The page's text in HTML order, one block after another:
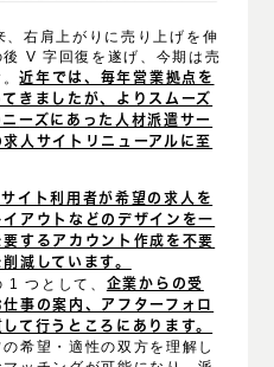
右肩上がりに売り上げを伸
V 字回復を遂げ、今期は売
。近年では、毎年営業拠点を
きましたが、よりスムーズ
ニーズにあった人材派遣サー
人サイトリニューアルに至
イト利用者が希望の求人を
アウトなどのデザインを一
するアカウント作成を不要
減しています。
つとして、
企業からの受
事の案内、アフターフォロ
て行うところにあります。
希望・適性の双方を理解し